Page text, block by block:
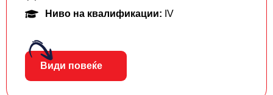
Ниво на квалификации: IV
Види повеќе